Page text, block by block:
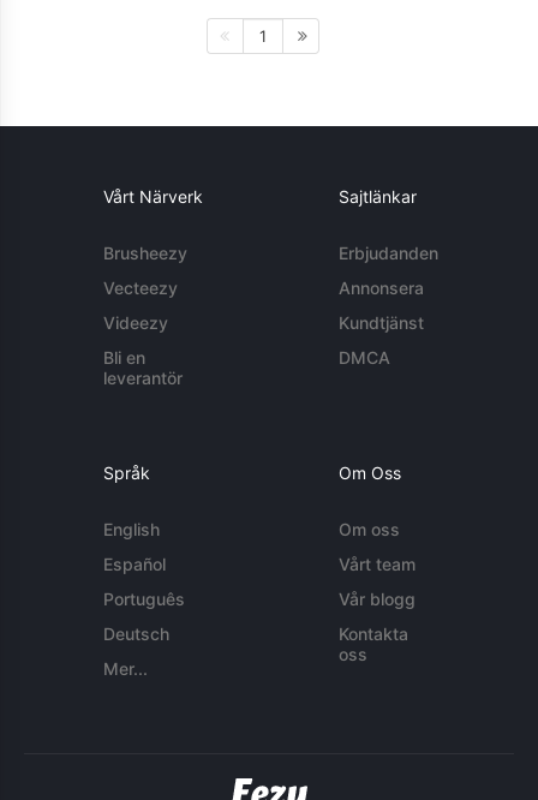
1
Vårt Närverk
Brusheezy
Vecteezy
Videezy
Bli en
leverantör
Sajtlänkar
Erbjudanden
Annonsera
Kundtjänst
DMCA
Språk
English
Español
Português
Deutsch
Mer...
Om Oss
Om oss
Vårt team
Vår blogg
Kontakta
oss